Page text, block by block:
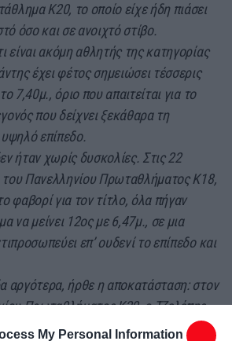
My Personal Information
Κ20, το οποίο είχε ήδη πιάσει
όσο και σε ανοιχτό στίβο.
είναι ακόμη αθλητής της κατηγορίας
έχει φέτος σημειώσει τέσσερις
7,40μ., όριο που απαιτείται για το
που δείχνει ξεκάθαρα τη
επίπεδο.
ήταν χωρίς δυσκολίες. Στις 22
του Πανελληνίου Πρωταθλήματος Κ18,
φαβορί για τον τίτλο, όλα πήγαν
να μείνει 12ος με 6,47μ., σε μια
επ’ ουδενί το επίπεδο και
αργότερα, ήρθε η αποκατάσταση: στον
Πρωταθλήματος Κ20, ο Τζελέπης
το χάλκινο μετάλλιο με